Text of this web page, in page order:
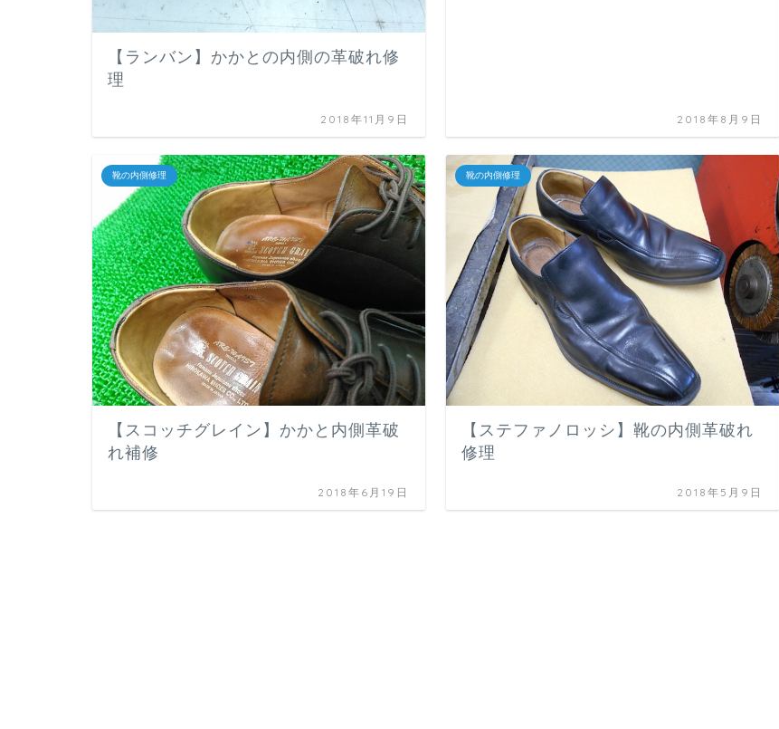
【ランバン】かかとの内側の革破れ修
理
2018年11月9日 2018年8月9日
靴の内側修理
【スコッチグレイン】かかと内側革破
れ補修
2018年6月19日
靴の内側修理
【ステファノロッシ】靴の内側革破れ
修理
2018年5月9日